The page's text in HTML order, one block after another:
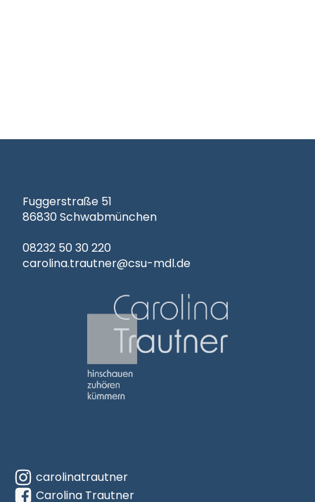
Fuggerstraße 51
86830 Schwabmünchen
08232 50 30 220
carolina.trautner@csu-mdl.de
Carolina Trautner
carolinatrautner
Carolina Trautner